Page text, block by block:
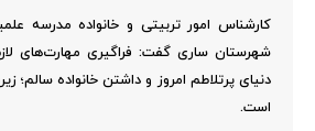
کارشناس امور تربیتی و خانواده
شهرستان ساری گفت: فراگیری مهارت‌های
دنیای پرتلاطم امروز و داشتن خانواده سالم؛
است.